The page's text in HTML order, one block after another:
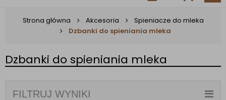
Strona główna Akcesoria
Spieniacze do mleka
Dzbanki do spieniania mleka
Dzbanki do spieniania mleka
FILTRUJ WYNIKI